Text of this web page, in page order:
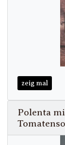
zeig mal
Polenta